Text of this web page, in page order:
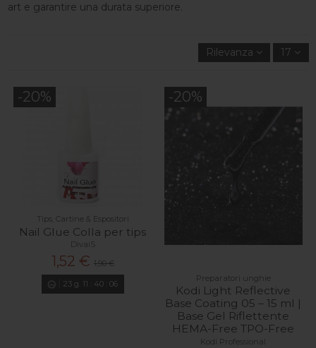
art e garantire una durata superiore.
Rilevanza 17
-20%
Tips, Cartine & Espositori
Nail Glue Colla per tips
DivaiS
1,52 € 1,90 €
23g. 11 40: 04
-20%
Preparatori unghie
Kodi Light Reflective
Base Coating 05 – 15 ml |
Base Gel Riflettente
HEMA-Free TPO-Free
Kodi Professional